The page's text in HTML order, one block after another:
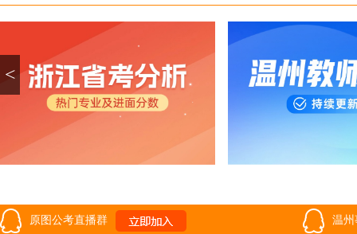
<
原图公考直播群 温州